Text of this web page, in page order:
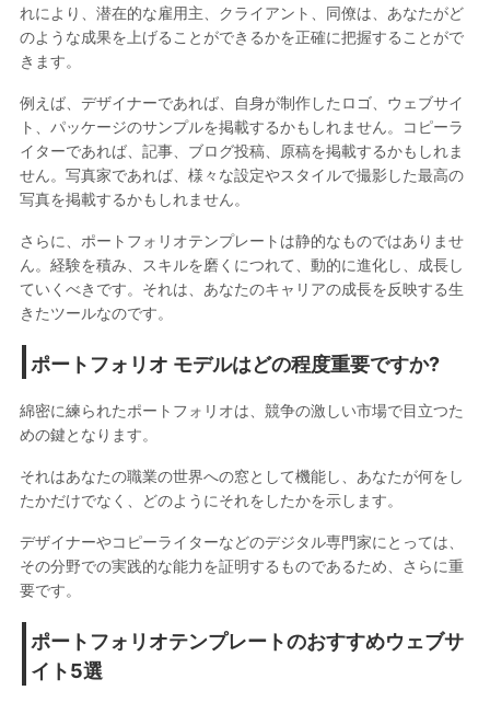
れにより、潜在的な雇用主、クライアント、同僚は、あなたがど
のような成果を上げることができるかを正確に把握することがで
きます。
例えば、デザイナーであれば、自身が制作したロゴ、ウェブサイ
ト、パッケージのサンプルを掲載するかもしれません。コピーラ
イターであれば、記事、ブログ投稿、原稿を掲載するかもしれま
せん。写真家であれば、様々な設定やスタイルで撮影した最高の
写真を掲載するかもしれません。
さらに、ポートフォリオテンプレートは静的なものではありませ
ん。経験を積み、スキルを磨くにつれて、動的に進化し、成長し
ていくべきです。それは、あなたのキャリアの成長を反映する生
きたツールなのです。
ポートフォリオ モデルはどの程度重要ですか?
綿密に練られたポートフォリオは、競争の激しい市場で目立つた
めの鍵となります。
それはあなたの職業の世界への窓として機能し、あなたが何をし
たかだけでなく、どのようにそれをしたかを示します。
デザイナーやコピーライターなどのデジタル専門家にとっては、
その分野での実践的な能力を証明するものであるため、さらに重
要です。
ポートフォリオテンプレートのおすすめウェブサ
イト5選